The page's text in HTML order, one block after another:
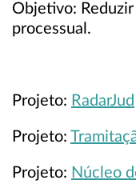
Objetivo:
processual.
Projeto: RadarJud
Projeto:
Projeto: Núcleo